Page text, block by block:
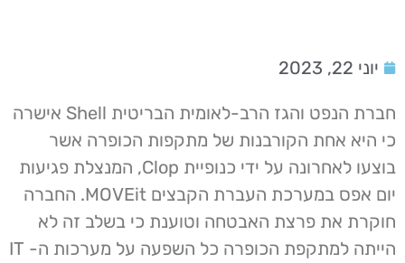
יוני 22, 2023
חברת הנפט והגז הרב-לאומית הבריטית Shell אישרה
כי היא אחת הקורבנות של מתקפות הכופרה אשר
בוצעו לאחרונה על ידי כנופיית Clop, המנצלת פגיעות
יום אפס במערכת העברת הקבצים MOVEit. החברה
חוקרת את פרצת האבטחה וטוענת כי בשלב זה לא
הייתה למתקפת הכופרה כל השפעה על מערכות ה- IT